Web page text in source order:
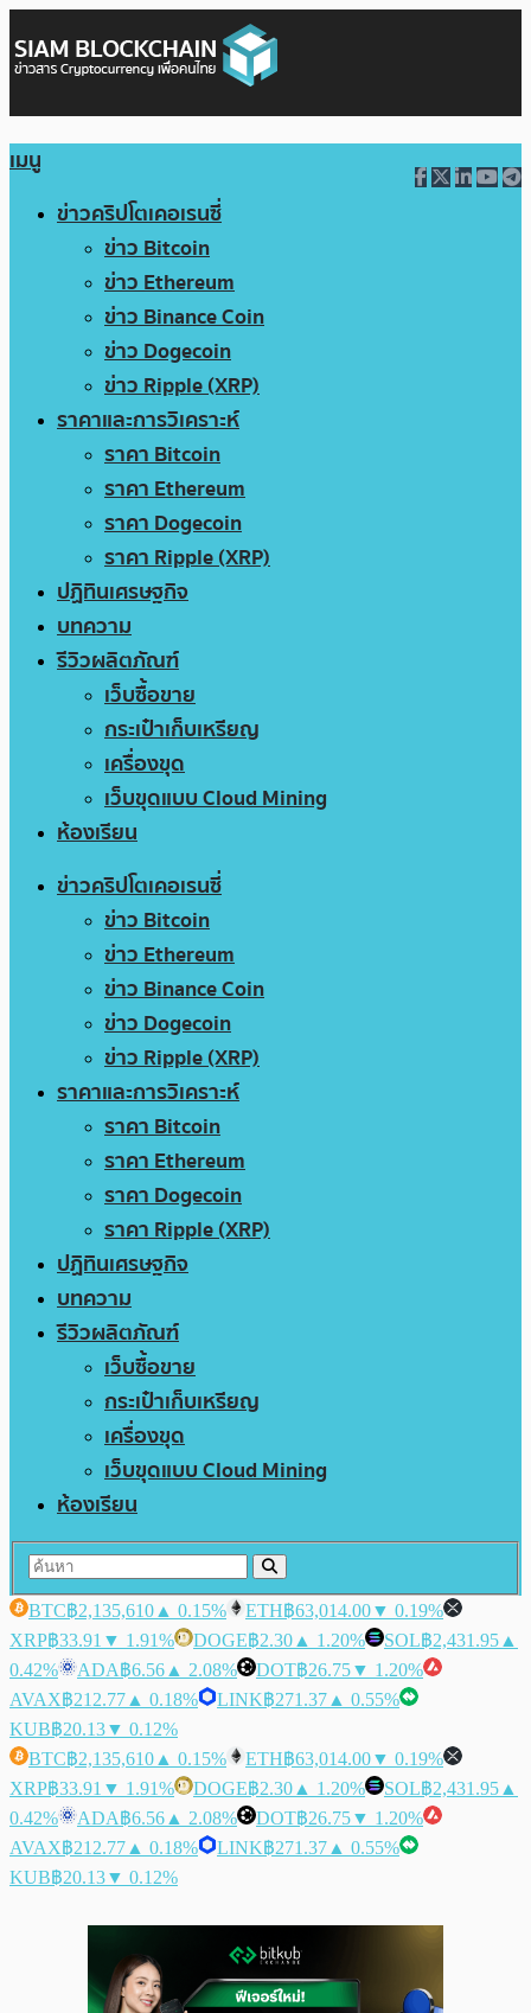
เมนู
ข่าวคริปโตเคอเรนซี่
ข่าว Bitcoin
ข่าว Ethereum
ข่าว Binance Coin
ข่าว Dogecoin
ข่าว Ripple (XRP)
ราคาและการวิเคราะห์
ราคา Bitcoin
ราคา Ethereum
ราคา Dogecoin
ราคา Ripple (XRP)
ปฏิทินเศรษฐกิจ
บทความ
รีวิวผลิตภัณฑ์
เว็บซื้อขาย
กระเป๋าเก็บเหรียญ
เครื่องขุด
เว็บขุดแบบ Cloud Mining
ห้องเรียน
ข่าวคริปโตเคอเรนซี่
ข่าว Bitcoin
ข่าว Ethereum
ข่าว Binance Coin
ข่าว Dogecoin
ข่าว Ripple (XRP)
ราคาและการวิเคราะห์
ราคา Bitcoin
ราคา Ethereum
ราคา Dogecoin
ราคา Ripple (XRP)
ปฏิทินเศรษฐกิจ
บทความ
รีวิวผลิตภัณฑ์
เว็บซื้อขาย
กระเป๋าเก็บเหรียญ
เครื่องขุด
เว็บขุดแบบ Cloud Mining
ห้องเรียน
BTC฿2,135,610 ▲ 0.15% ETH฿63,014.00▼ 0.19%
XRP฿33.91 ▼ 1.91% DOGE฿2.30 ▲ 1.20% SOL฿2,431.95 ▲
0.42%
ADA฿6.56 ▲ 2.08% DOT฿26.75▼ 1.20%
AVAX฿212.77 ▲ 0.18% LINK฿271.37 ▲ 0.55%
KUB฿20.13▼ 0.12%
BTC฿2,135,610 ▲ 0.15% ETH฿63,014.00▼ 0.19%
XRP฿33.91 ▼ 1.91% DOGE฿2.30 ▲ 1.20% SOL฿2,431.95 ▲
0.42%
ADA฿6.56 ▲ 2.08% DOT฿26.75▼ 1.20%
AVAX฿212.77 ▲ 0.18% LINK฿271.37 ▲ 0.55%
KUB฿20.13▼ 0.12%